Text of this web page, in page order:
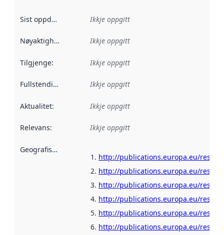
Sist oppdatert Ikkje oppgitt
Nøyaktigheit Ikkje oppgitt
Tilgjenge: Ikkje oppgitt
Fullstendigheit Ikkje oppgitt
Aktualitet: Ikkje oppgitt
Relevans: Ikkje oppgitt
Geografisk område
http://publications.europa.eu/
http://publications.europa.eu/
http://publications.europa.eu/
http://publications.europa.eu/
http://publications.europa.eu/
http://publications.europa.eu/